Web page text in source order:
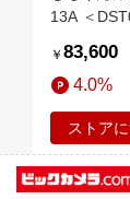
ス
ンペーン
13A ＜
￥ 83,600
4.0%
ストア